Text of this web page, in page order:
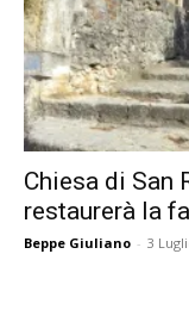
Chiesa di San
restaurerà la
Beppe Giuliano - 3